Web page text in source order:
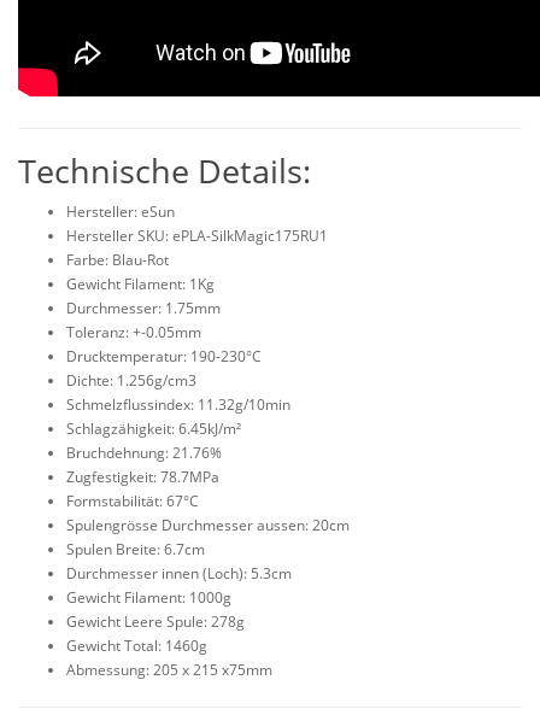
Technische Details:
Hersteller: eSun
Hersteller SKU: ePLA-SilkMagic175RU1
Farbe: Blau-Rot
Gewicht Filament: 1Kg
Durchmesser: 1.75mm
Toleranz: +-0.05mm
Drucktemperatur: 190-230°C
Dichte: 1.256g/cm3
Schmelzflussindex: 11.32g/10min
Schlagzähigkeit: 6.45kJ/m²
Bruchdehnung: 21.76%
Zugfestigkeit: 78.7MPa
Formstabilität: 67°C
Spulengrösse Durchmesser aussen: 20cm
Spulen Breite: 6.7cm
Durchmesser innen (Loch): 5.3cm
Gewicht Filament: 1000g
Gewicht Leere Spule: 278g
Gewicht Total: 1460g
Abmessung: 205 x 215 x75mm